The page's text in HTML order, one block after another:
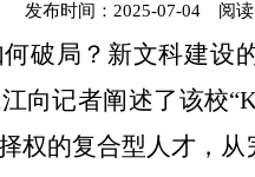
发布时间：2025-07-04 阅读
破局？新文科建设
向记者阐述了该校
权的复合型人才，